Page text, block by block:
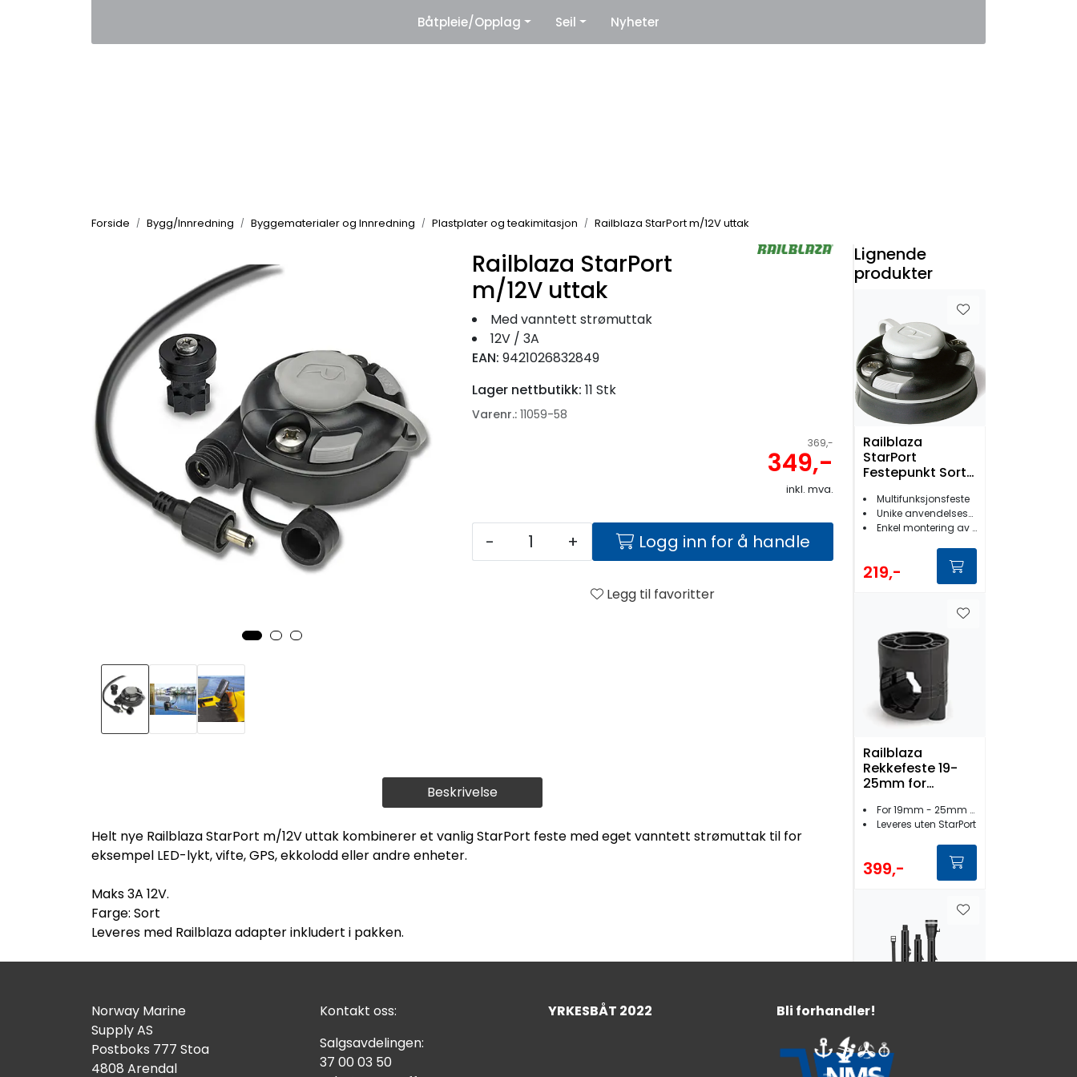
Leverandører
Båtpleie/Opplag Seil Nyheter
Forside Bygg/Innredning Byggematerialer og Innredning Plastplater og teakimitasjon Railblaza StarPort m/12V uttak
Beskrivelse
Helt nye Railblaza StarPort m/12V uttak kombinerer et vanlig StarPort feste med eget vanntett strømuttak til for
eksempel LED-lykt, vifte, GPS, ekkolodd eller andre enheter.
Maks 3A 12V.
Farge: Sort
Leveres med Railblaza adapter inkludert i pakken.
Railblaza StarPort
m/12V uttak
Med vanntett strømuttak
12V / 3A
EAN: 9421026832849
Lager nettbutikk: 11 Stk
Varenr.: 11059-58
369,-
349,-
inkl. mva.
- + Logg inn for å handle
Legg til favoritter
Lignende
produkter
Railblaza
StarPort
Festepunkt Sort
Multifunksjonsfeste
Unike anvendelsesmuligheter
Enkel montering av utstyr
219,-
Railblaza
Rekkefeste 19-
25mm for
For 19mm - 25mm rekke
Leveres uten StarPort
399,-
Railblaza
Norway Marine
Supply AS
Postboks 777 Stoa
4808 Arendal
Kontakt oss:
Salgsavdelingen:
37 00 03 50
YRKESBÅT 2022 Bli forhandler!